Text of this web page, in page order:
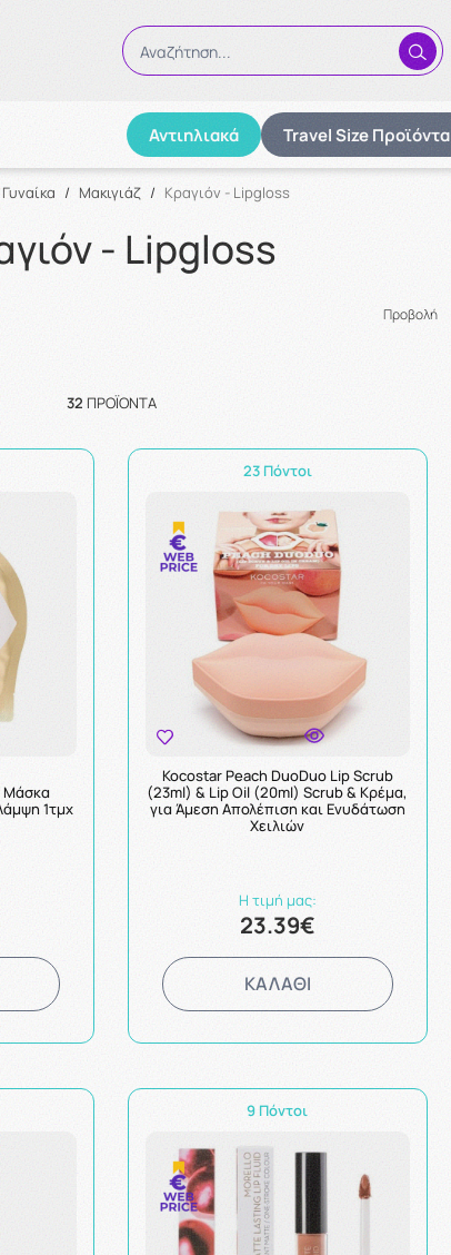
Αναζήτηση...
Αντιηλιακά Travel Size Προϊόντα
Αναζήτηση
Γυναίκα / Μακιγιάζ / Κραγιόν - Lipgloss
- Lipgloss
Προβολή
32 ΠΡΟΪΌΝΤΑ
Μάσκα
1τμχ
23 Πόντοι
Kocostar Peach DuoDuo Lip Scrub
(23ml) & Lip Oil (20ml) Scrub & Κρέμα,
για Άμεση Απολέπιση και Ενυδάτωση
Χειλιών
Η τιμή μας:
23.39€
ΚΑΛΑΘΙ
9 Πόντοι